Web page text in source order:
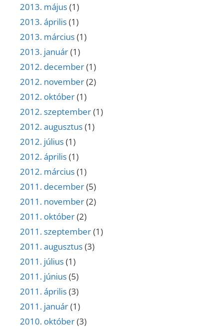
2013. május(1)
2013. április(1)
2013. március(1)
2013. január(1)
2012. december(1)
2012. november(2)
2012. október(1)
2012. szeptember(1)
2012. augusztus(1)
2012. július(1)
2012. április(1)
2012. március(1)
2011. december(5)
2011. november(2)
2011. október(2)
2011. szeptember(1)
2011. augusztus(3)
2011. július(1)
2011. június(5)
2011. április(3)
2011. január(1)
2010. október(3)